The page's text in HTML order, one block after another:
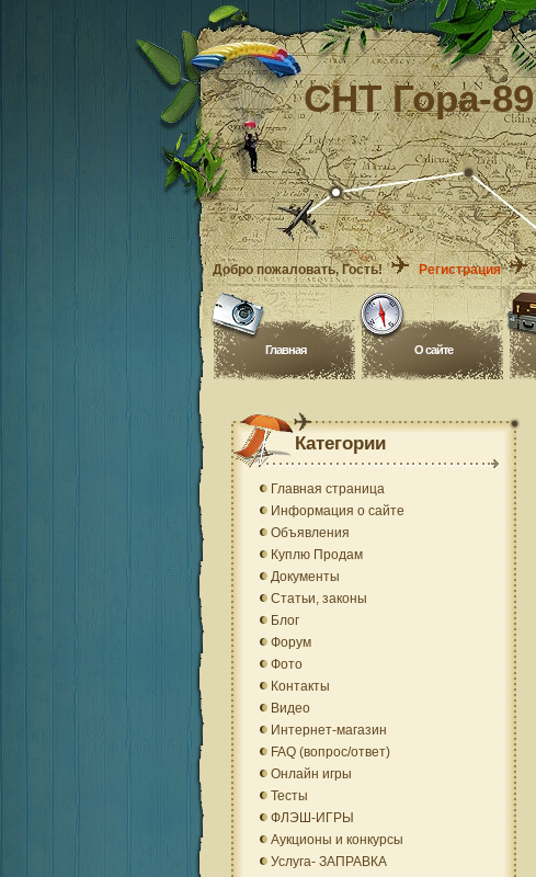
СНТ Гора-89
Добро пожаловать, Гость! Регистрация
Главная O сайте
Категории
Главная страница
Информация о сайте
Объявления
Куплю Продам
Документы
Статьи, законы
Блог
Форум
Фото
Контакты
Видео
Интернет-магазин
FAQ (вопрос/ответ)
Онлайн игры
Тесты
ФЛЭШ-ИГРЫ
Аукционы и конкурсы
Услуга- ЗАПРАВКА